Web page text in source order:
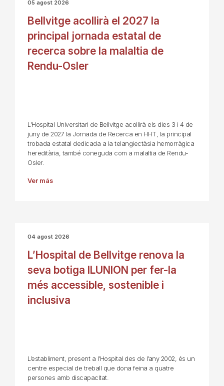
05 agost 2026
Bellvitge acollirà el 2027 la
principal jornada estatal de
recerca sobre la malaltia de
Rendu-Osler
L’Hospital Universitari de Bellvitge acollirà els dies 3 i 4 de
juny de 2027 la Jornada de Recerca en HHT, la principal
trobada estatal dedicada a la telangiectàsia hemorràgica
hereditària, també coneguda com a malaltia de Rendu-
Osler.
Ver más
04 agost 2026
L’Hospital de Bellvitge renova la
seva botiga ILUNION per fer-la
més accessible, sostenible i
inclusiva
L’establiment, present a l’Hospital des de l’any 2002, és un
centre especial de treball que dona feina a quatre
persones amb discapacitat.